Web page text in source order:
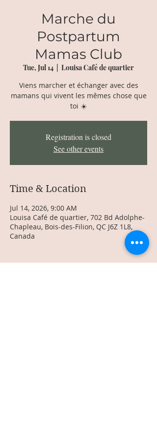
Marche du
Postpartum
Mamas Club
Tue, Jul 14
Louisa Café de quartier
Viens marcher et échanger avec des
mamans qui vivent les mêmes chose que
toi ☀️
Registration is closed
See other events
Time & Location
Jul 14, 2026, 9:00 AM
Louisa Café de quartier, 702 Bd Adolphe-
Chapleau, Bois-des-Filion, QC J6Z 1L8,
Canada